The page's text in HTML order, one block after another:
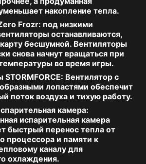
накопление тепла.
Frozr: под низкими
останавливаются,
бесшумной. Вентиляторы
снова начнут вращаться при
во время игры.
Вентилятор с
лопастями обеспечит
поток воздуха и тихую работу.
камера:
испарительная камера
быстрый перенос тепла от
процессора и памяти к
каналу для
охлаждения.